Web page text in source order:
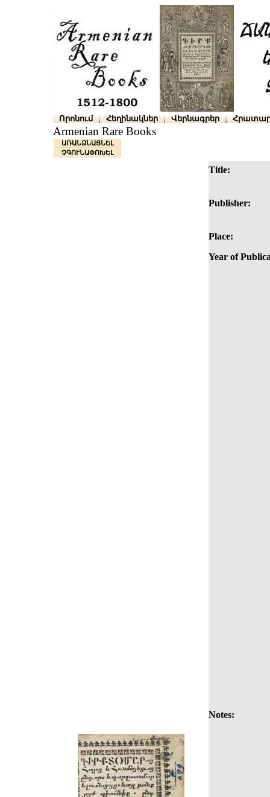
Որոնում Հեղինակներ Վերնագրեր
Armenian Rare Books
ԱՌԱՆՁՆԱՑՆԵԼ
ՉԳՈՒՆԱՓՈԽԵԼ
Title:
Publisher:
Place:
Year of
Notes: